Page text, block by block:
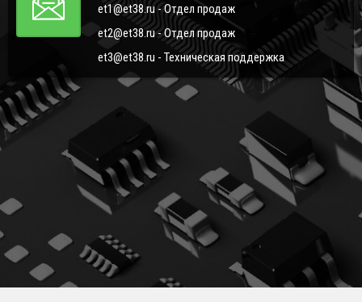
et1@et38.ru - Отдел продаж
et2@et38.ru - Отдел продаж
et3@et38.ru - Техническая поддержка